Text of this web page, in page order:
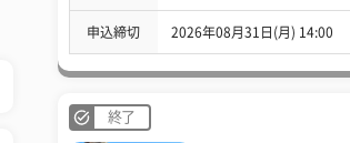
申込締切 2026年08月31日(月) 14:00
終了